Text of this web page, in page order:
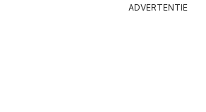
ADVERTENTIE